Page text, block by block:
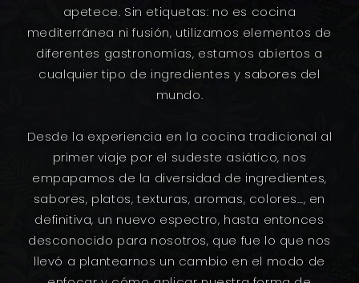
apetece. Sin etiquetas: no es cocina
mediterránea ni fusión, utilizamos elementos de
diferentes gastronomías, estamos abiertos a
cualquier tipo de ingredientes y sabores del
mundo.
Desde la experiencia en la cocina tradicional al
primer viaje por el sudeste asiático, nos
empapamos de la diversidad de ingredientes,
sabores, platos, texturas, aromas, colores…, en
definitiva, un nuevo espectro, hasta entonces
desconocido para nosotros, que fue lo que nos
llevó a plantearnos un cambio en el modo de